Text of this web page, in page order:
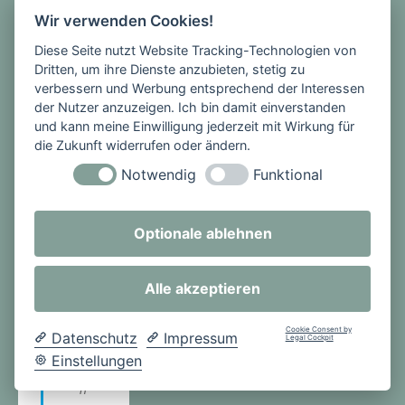
ygie
ne
und
das
en
von
med
izini
en
ken,
auc
h
Wir verwenden Cookies!
Diese Seite nutzt Website Tracking-Technologien von
Dritten, um ihre Dienste anzubieten, stetig zu
verbessern und Werbung entsprechend der Interessen
der Nutzer anzuzeigen. Ich bin damit einverstanden
und kann meine Einwilligung jederzeit mit Wirkung für
die Zukunft widerrufen oder ändern.
Notwendig Funktional
Optionale ablehnen
Alle akzeptieren
Datenschutz
Impressum
Einstellungen
Cookie Consent by
Legal Cockpit